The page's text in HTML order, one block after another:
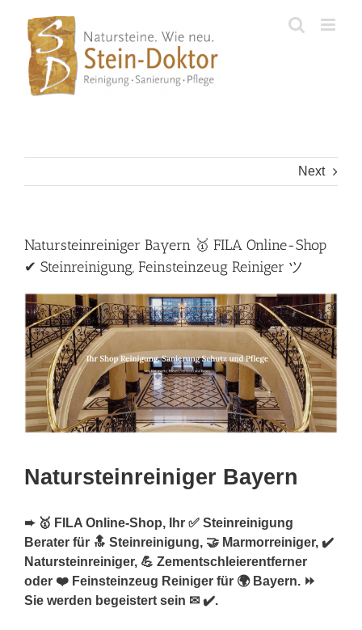
content
Next
Natursteinreiniger Bayern 🥇 FILA Online-Shop
✔ Steinreinigung, Feinsteinzeug Reiniger ツ
Natursteinreiniger Bayern
➨ 🥇 FILA Online-Shop, Ihr ✅ Steinreinigung
Berater für 🔝 Steinreinigung, 🤝 Marmorreiniger, ✔️
Natursteinreiniger, 💪 Zementschleierentferner
oder ❤️ Feinsteinzeug Reiniger für 🌍 Bayern. ⏩
Sie werden begeistert sein ✉ ✔️.